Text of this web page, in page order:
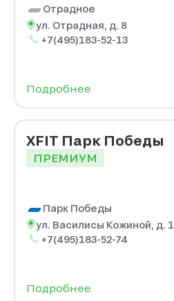
Отрадное
ул. Отрадная, д. 8
+7(495)183-52-13
Подробнее
XFIT Парк Победы
ПРЕМИУМ
Парк Победы
ул. Василисы Кожиной, д. 1
+7(495)183-52-74
Подробнее